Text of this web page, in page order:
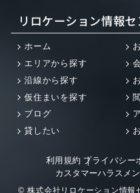
リロケーション情報
ホーム
エリアから探す
沿線から探す
仮住まいを探す
ブログ
貸したい
利用規約 プライバシー
カスタマーハラスメ
© 株式会社リロケーション情報